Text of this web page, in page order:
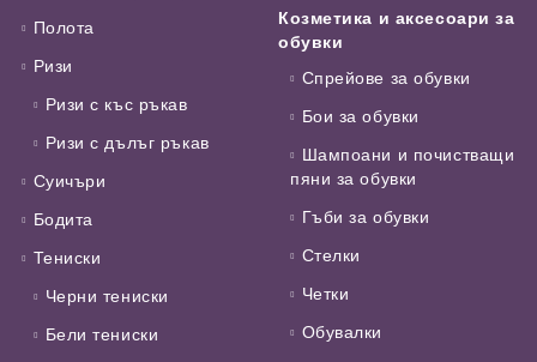
Полота
Ризи
Ризи с къс ръкав
Ризи с дълъг ръкав
Суичъри
Бодита
Тениски
Черни тениски
Бели тениски
Козметика и аксесоари за
обувки
Спрейове за обувки
Бои за обувки
Шампоани и почистващи
пяни за обувки
Гъби за обувки
Стелки
Четки
Обувалки